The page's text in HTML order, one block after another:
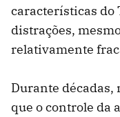
características do
distrações,
relativamente
Durante
que o controle da